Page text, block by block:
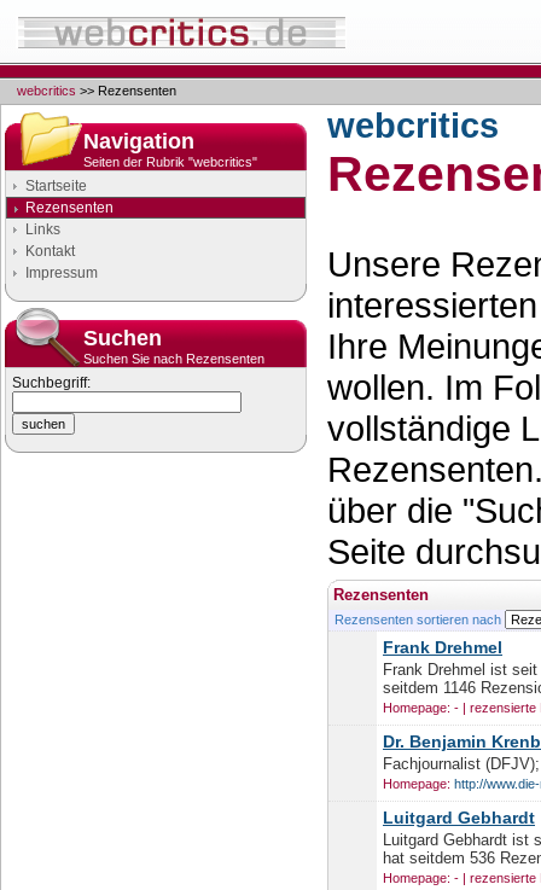
webcritics >> Rezensenten
Navigation
Seiten der Rubrik "webcritics"
Startseite
Rezensenten
Links
Kontakt
Impressum
Suchen
Suchen Sie nach Rezensenten
Suchbegriff:
webcritics
Unsere
Ihre
wollen. Im
vollständige
über die
Seite
Rezensenten
Rezensenten sortieren nach
Frank Drehmel
Frank Drehmel ist
seitdem 1146
Homepage: - | rezensierte
Dr. Benjamin
Fachjournalist
Homepage: http://
Luitgard Gebhardt
Luitgard Gebhardt ist
hat seitdem 536
Homepage: - | rezensierte